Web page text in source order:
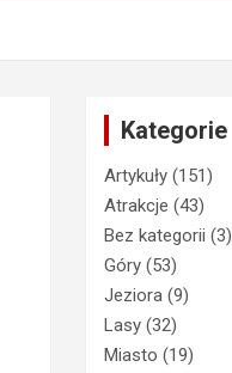
Kategorie
Artykuły (151)
Atrakcje (43)
Bez kategorii (3)
Góry (53)
Jeziora (9)
Lasy (32)
Miasto (19)